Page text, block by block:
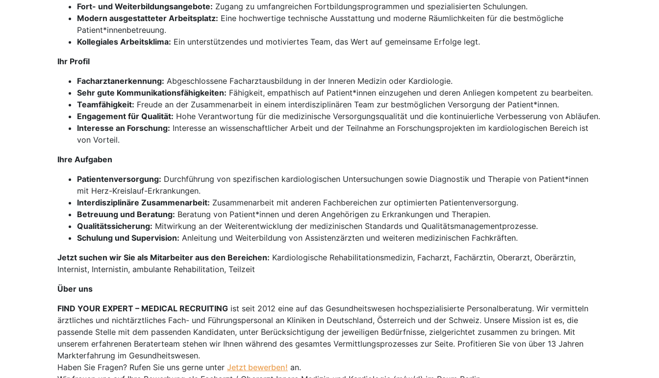
Fort- und Weiterbildungsangebote: Zugang zu umfangreichen Fortbildungsprogrammen und spezialisierten Schulungen.
Modern ausgestatteter Arbeitsplatz: Eine hochwertige technische Ausstattung und moderne Räumlichkeiten für die bestmögliche
Patient*innenbetreuung.
Kollegiales Arbeitsklima: Ein unterstützendes und motiviertes Team, das Wert auf gemeinsame Erfolge legt.
Ihr Profil
Facharztanerkennung: Abgeschlossene Facharztausbildung in der Inneren Medizin oder Kardiologie.
Sehr gute Kommunikationsfähigkeiten: Fähigkeit, empathisch auf Patient*innen einzugehen und deren Anliegen kompetent zu bearbeiten.
Teamfähigkeit: Freude an der Zusammenarbeit in einem interdisziplinären Team zur bestmöglichen Versorgung der Patient*innen.
Engagement für Qualität: Hohe Verantwortung für die medizinische Versorgungsqualität und die kontinuierliche Verbesserung von Abläufen.
Interesse an Forschung: Interesse an wissenschaftlicher Arbeit und der Teilnahme an Forschungsprojekten im kardiologischen Bereich ist
von Vorteil.
Ihre Aufgaben
Patientenversorgung: Durchführung von spezifischen kardiologischen Untersuchungen sowie Diagnostik und Therapie von Patient*innen
mit Herz-Kreislauf-Erkrankungen.
Interdisziplinäre Zusammenarbeit: Zusammenarbeit mit anderen Fachbereichen zur optimierten Patientenversorgung.
Betreuung und Beratung: Beratung von Patient*innen und deren Angehörigen zu Erkrankungen und Therapien.
Qualitätssicherung: Mitwirkung an der Weiterentwicklung der medizinischen Standards und Qualitätsmanagementprozesse.
Schulung und Supervision: Anleitung und Weiterbildung von Assistenzärzten und weiteren medizinischen Fachkräften.
Jetzt suchen wir Sie als Mitarbeiter aus den Bereichen: Kardiologische Rehabilitationsmedizin, Facharzt, Fachärztin, Oberarzt, Oberärztin,
Internist, Internistin, ambulante Rehabilitation, Teilzeit
Über uns
FIND YOUR EXPERT – MEDICAL RECRUITING ist seit 2012 eine auf das Gesundheitswesen hochspezialisierte Personalberatung. Wir vermitteln
ärztliches und nichtärztliches Fach- und Führungspersonal an Kliniken in Deutschland, Österreich und der Schweiz. Unsere Mission ist es, die
passende Stelle mit dem passenden Kandidaten, unter Berücksichtigung der jeweiligen Bedürfnisse, zielgerichtet zusammen zu bringen. Mit
unserem erfahrenen Beraterteam stehen wir Ihnen während des gesamtes Vermittlungsprozesses zur Seite. Profitieren Sie von über 13 Jahren
Markterfahrung im Gesundheitswesen.
Haben Sie Fragen? Rufen Sie uns gerne unter Jetzt bewerben! an.